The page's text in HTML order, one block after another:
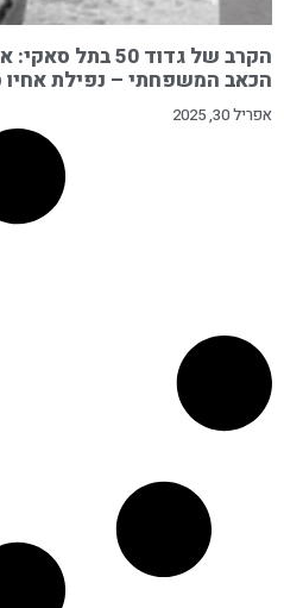
הקרב של גדוד 50
הכאב המשפחתי – נפילת אחיו
אפריל 30, 2025